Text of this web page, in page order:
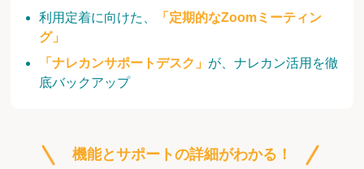
利用定着に向けた、
「定期的なZoomミーティン
グ」
「ナレカンサポートデスク」 が、ナレカン活用を徹
底バックアップ
機能とサポートの詳細がわかる！